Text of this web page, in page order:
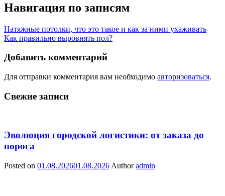
Навигация по записям
Натяжные потолки, что это такое и как за ними ухаживать
Как правильно выровнять пол?
Добавить комментарий
Для отправки комментария вам необходимо авторизоваться.
Свежие записи
Эволюция городской логистики: от заказа до
порога
Posted on 01.08.202601.08.2026 Author admin